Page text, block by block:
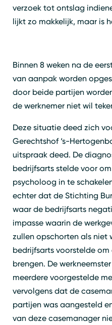
verzoek tot ontslag
lijkt zo makkelijk, maar is
Binnen 8 weken na de
van aanpak worden
door beide partijen
de werknemer niet wil
Deze situatie deed zich
Gerechtshof ‘s-
uitspraak deed. De
bedrijfsarts stelde voor
psycholoog in te
echter dat de Stichting
waar de bedrijfsarts
impasse waarin de
zullen opschorten als niet
bedrijfsarts voorstelde
brengen. De
meerdere voorgestelde
vervolgens dat de
partijen was aangesteld
van deze casemanager
Zoeken Sluiten